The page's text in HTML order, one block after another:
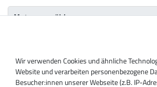
Wir verwenden Cookies und ähnliche
Website und verarbeiten personenbezogene
Besucher:innen unserer Webseite (z.B. IP-